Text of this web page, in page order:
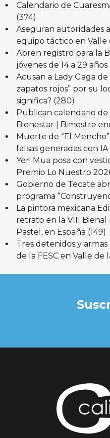
Calendario de
(374)
Aseguran autoridades
equipo táctico en Valle
Abren registro para la
jóvenes de 14 a 29 años
Acusan a Lady Gaga
zapatos rojos” por su
significa? (280)
Publican calendario de
Bienestar | Bimestre
Muerte de “El
falsas generadas con
Yeri Mua posa con
Premio Lo Nuestro
Gobierno de Tecate
programa
La pintora mexicana
retrato en la VIII
Pastel, en España (149)
Tres detenidos y
de la FESC en Valle de